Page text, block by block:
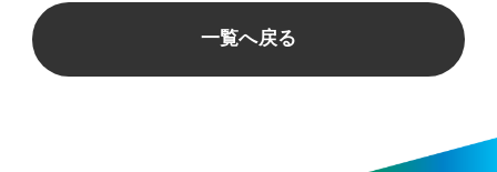
一覧へ戻る